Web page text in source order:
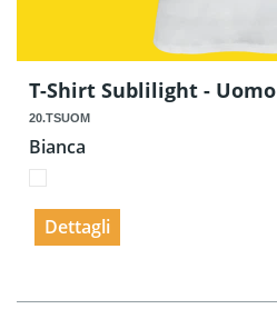
T-Shirt Sublilight - Uomo
20.TSUOM
Bianca
Dettagli